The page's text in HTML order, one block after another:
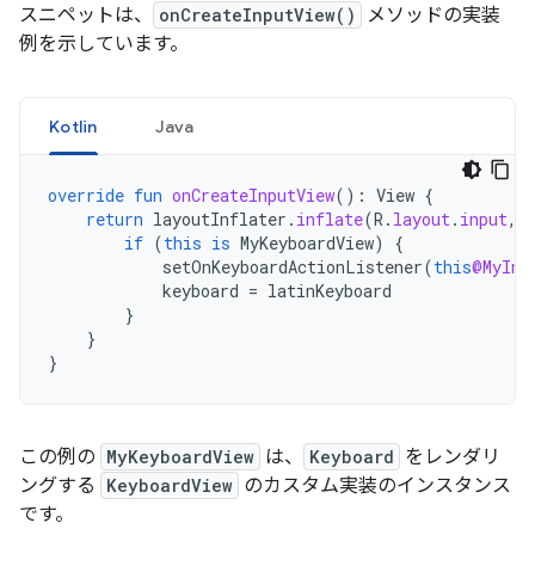
スニペットは、
onCreateInputView()
メソッドの実装
例を示しています。
Kotlin Java
override fun onCreateInputView(): View {
return layoutInflater . inflate(R . layout . input,
if (this is MyKeyboardView)
{
setOnKeyboardActionListener(this
keyboard = latinKeyboard
}
}
}
この例の MyKeyboardView は、 Keyboard をレンダリ
ングする
KeyboardView のカスタム実装のインスタンス
です。